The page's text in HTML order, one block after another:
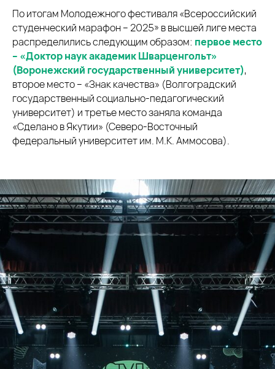
По итогам Молодежного фестиваля «Всероссийский
студенческий марафон – 2025» в высшей лиге места
распределились следующим образом: первое место
– «Доктор наук академик Шварценгольт»
(Воронежский государственный университет),
второе место – «Знак качества» (Волгоградский
государственный социально-педагогический
университет) и третье место заняла команда
«Сделано в Якутии» (Северо-Восточный
федеральный университет им. М.К. Аммосова).